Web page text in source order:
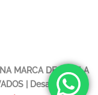
MARCA DE FAVELA
| Desarrollado y